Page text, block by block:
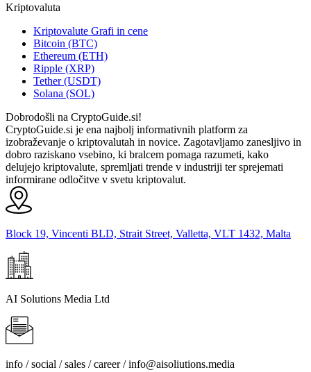
Kriptovaluta
Kriptovalute Grafi in cene
Bitcoin (BTC)
Ethereum (ETH)
Ripple (XRP)
Tether (USDT)
Solana (SOL)
Dobrodošli na CryptoGuide.si!
CryptoGuide.si je ena najbolj informativnih platform za
izobraževanje o kriptovalutah in novice. Zagotavljamo zanesljivo in
dobro raziskano vsebino, ki bralcem pomaga razumeti, kako
delujejo kriptovalute, spremljati trende v industriji ter sprejemati
informirane odločitve v svetu kriptovalut.
Block 19, Vincenti BLD, Strait Street, Valletta, VLT 1432, Malta
AI Solutions Media Ltd
info / social / sales / career /info@aisoliutions.media